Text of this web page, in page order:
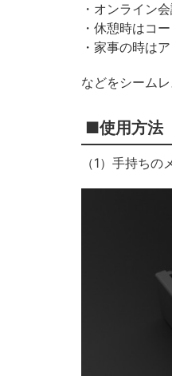
・オンライン
・休憩時はコ
・家事の時は
などをシーム
■使用方法
（1）手持ち